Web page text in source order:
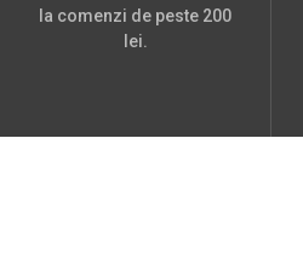
la comenzi de peste 200
lei.